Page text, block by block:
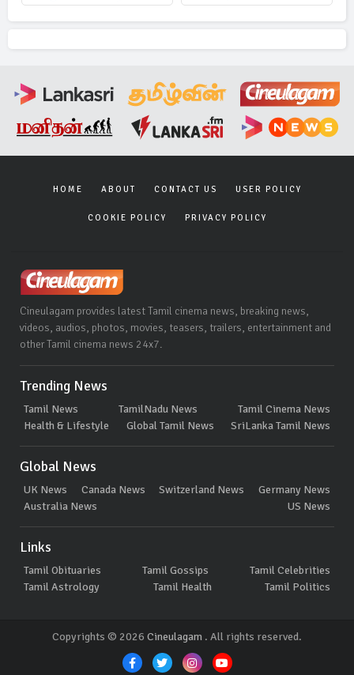
HOME ABOUT CONTACT US USER POLICY
COOKIE POLICY PRIVACY POLICY
Cineulagam provides latest Tamil cinema news, breaking news,
videos, audios, photos, movies, teasers, trailers, entertainment and
other Tamil cinema news 24x7.
Trending News
Tamil News TamilNadu News
Tamil Cinema News
Health & Lifestyle
Global Tamil News SriLanka Tamil News
Global News
UK News Canada News Switzerland News
Germany News
Australia News
US News
Links
Tamil Obituaries Tamil Gossips
Tamil Celebrities
Tamil Astrology
Tamil Health Tamil Politics
Copyrights © 2026 Cineulagam . All rights reserved.